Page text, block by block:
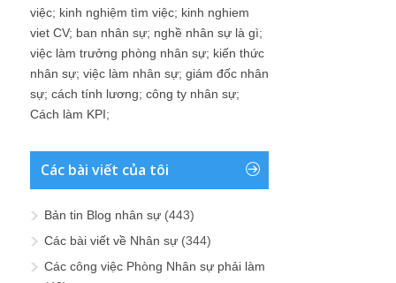
việc; kinh nghiệm tìm việc; kinh nghiem
viet CV; ban nhân sự; nghề nhân sự là gì;
việc làm trưởng phòng nhân sự; kiến thức
nhân sự; việc làm nhân sự; giám đốc nhân
sự; cách tính lương; công ty nhân sự;
Cách làm KPI;
Các bài viết của tôi
Bản tin Blog nhân sự (443)
Các bài viết về Nhân sự (344)
Các công việc Phòng Nhân sự phải làm